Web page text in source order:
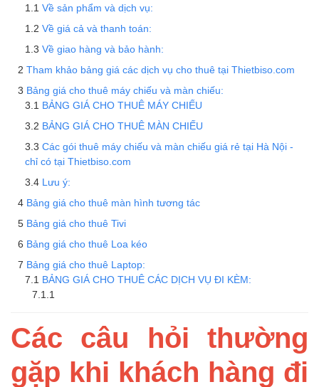
Về sản phẩm và dịch vụ:
Về giá cả và thanh toán:
Về giao hàng và bảo hành:
Tham khảo bảng giá các dịch vụ cho thuê tại Thietbiso.com
Bảng giá cho thuê máy chiếu và màn chiếu:
BẢNG GIÁ CHO THUÊ MÁY CHIẾU
BẢNG GIÁ CHO THUÊ MÀN CHIẾU
Các gói thuê máy chiếu và màn chiếu giá rẻ tại Hà Nội -
chỉ có tại Thietbiso.com
Lưu ý:
Bảng giá cho thuê màn hình tương tác
Bảng giá cho thuê Tivi
Bảng giá cho thuê Loa kéo
Bảng giá cho thuê Laptop:
BẢNG GIÁ CHO THUÊ CÁC DỊCH VỤ ĐI KÈM:
Các câu hỏi thường
gặp khi khách hàng đi